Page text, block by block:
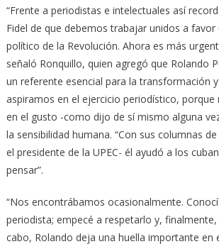
“Frente a periodistas e intelectuales así
Fidel de que debemos trabajar unidos a
político de la Revolución. Ahora es más
señaló Ronquillo, quien agregó que Rolando
un referente esencial para la transformación
aspiramos en el ejercicio periodístico,
en el gusto -como dijo de sí mismo alguna
la sensibilidad humana. “Con sus columnas
el presidente de la UPEC- él ayudó a los
pensar”.
“Nos encontrábamos ocasionalmente.
periodista; empecé a respetarlo y,
cabo, Rolando deja una huella importante en